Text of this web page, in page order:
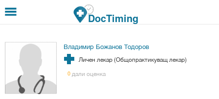
Премини към основното съдържание
DocTiming
Владимир Божанов Тодоров
Личен лекар (Общопрактикуващ лекар)
0 дали оценка